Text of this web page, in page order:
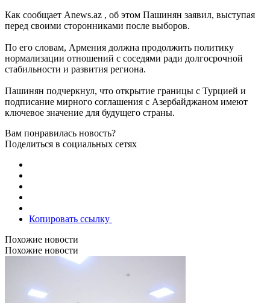
Как сообщает Anews.az , об этом Пашинян заявил, выступая
перед своими сторонниками после выборов.
По его словам, Армения должна продолжить политику
нормализации отношений с соседями ради долгосрочной
стабильности и развития региона.
Пашинян подчеркнул, что открытие границы с Турцией и
подписание мирного соглашения с Азербайджаном имеют
ключевое значение для будущего страны.
Вам понравилась новость?
Поделиться в социальных сетях
Копировать ссылку
Похожие новости
Похожие новости